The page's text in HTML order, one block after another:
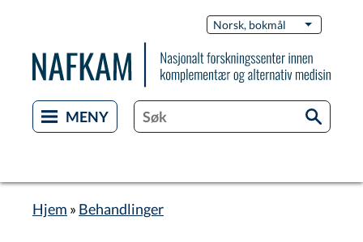
hovedinnhold
Norsk, bokmål List flere
Hjem Behandlinger